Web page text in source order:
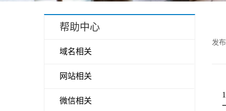
帮助中心
域名相关
网站相关
微信相关
发